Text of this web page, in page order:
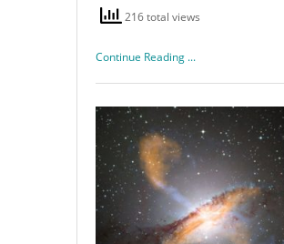
216 total views
Continue Reading ...